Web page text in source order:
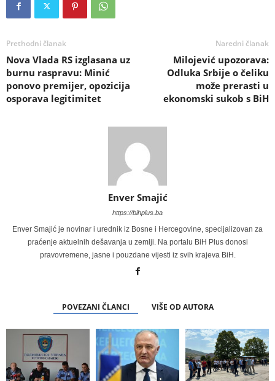
Prethodni članak
Nova Vlada RS izglasana uz
burnu raspravu: Minić
ponovo premijer, opozicija
osporava legitimitet
Naredni članak
Milojević upozorava:
Odluka Srbije o čeliku
može prerasti u
ekonomski sukob s BiH
Enver Smajić
https://bihplus.ba
Enver Smajić je novinar i urednik iz Bosne i Hercegovine, specijalizovan za
praćenje aktuelnih dešavanja u zemlji. Na portalu BiH Plus donosi
pravovremene, jasne i pouzdane vijesti iz svih krajeva BiH.
POVEZANI ČLANCI VIŠE OD AUTORA